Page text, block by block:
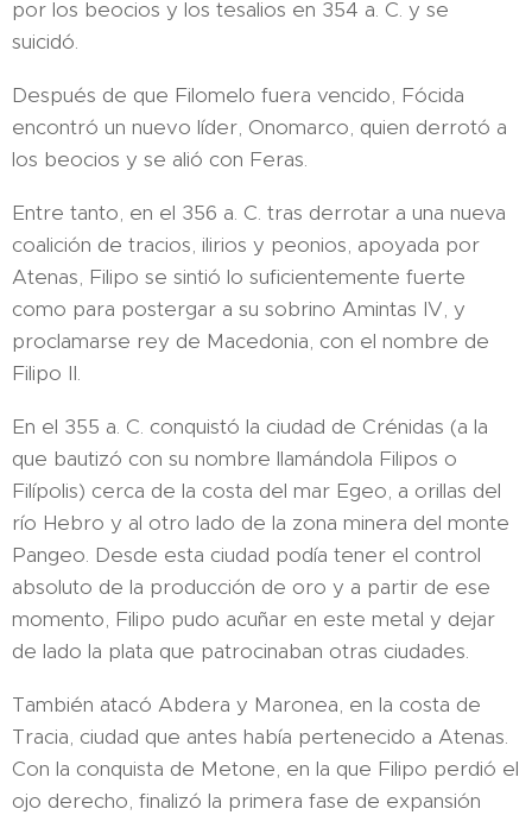
por los beocios y los tesalios en 354 a. C. y se
suicidó.
Después de que Filomelo fuera vencido, Fócida
encontró un nuevo líder, Onomarco, quien derrotó a
los beocios y se alió con Feras.
Entre tanto, en el 356 a. C. tras derrotar a una nueva
coalición de tracios, ilirios y peonios, apoyada por
Atenas, Filipo se sintió lo suficientemente fuerte
como para postergar a su sobrino Amintas IV, y
proclamarse rey de Macedonia, con el nombre de
Filipo II.
En el 355 a. C. conquistó la ciudad de Crénidas (a la
que bautizó con su nombre llamándola Filipos o
Filípolis) cerca de la costa del mar Egeo, a orillas del
río Hebro y al otro lado de la zona minera del monte
Pangeo. Desde esta ciudad podía tener el control
absoluto de la producción de oro y a partir de ese
momento, Filipo pudo acuñar en este metal y dejar
de lado la plata que patrocinaban otras ciudades.
También atacó Abdera y Maronea, en la costa de
Tracia, ciudad que antes había pertenecido a Atenas.
Con la conquista de Metone, en la que Filipo perdió el
ojo derecho, finalizó la primera fase de expansión